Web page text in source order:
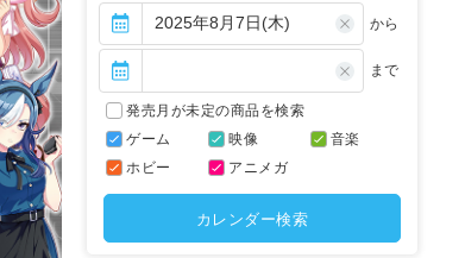
から
まで
発売月が未定の商品を検索
ゲーム
映像
音楽
ホビー
アニメガ
カレンダー検索